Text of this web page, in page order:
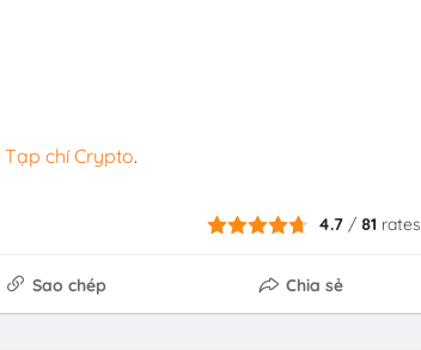
Tạp chí Crypto.
4.7 / 81 rates
Sao chép Chia sẻ